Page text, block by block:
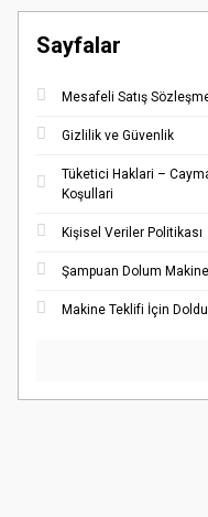
Sayfalar
Mesafeli Satış
Gizlilik ve Güvenlik
Tüketici Haklari –
Koşullari
Kişisel Veriler Politikası
Şampuan Dolum
Makine Teklifi İçin